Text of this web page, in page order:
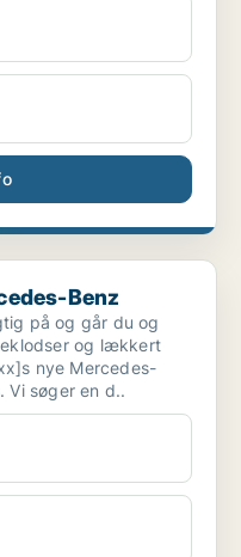
Benz
på og går du og
og lækkert
nye Mercedes-
Vi søger en d..